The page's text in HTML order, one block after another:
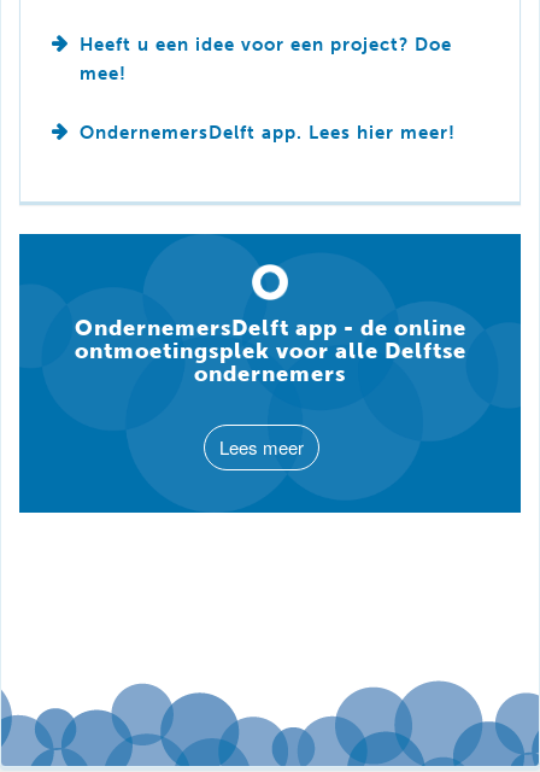
Heeft u een idee voor een project? Doe
mee!
OndernemersDelft app. Lees hier meer!
OndernemersDelft app - de online
ontmoetingsplek voor alle Delftse
ondernemers
Lees meer